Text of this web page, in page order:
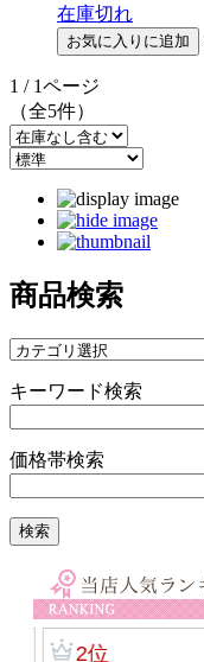
在庫切れ
1 / 1ページ
（全5件）
商品検索
キーワード検索
価格帯検索